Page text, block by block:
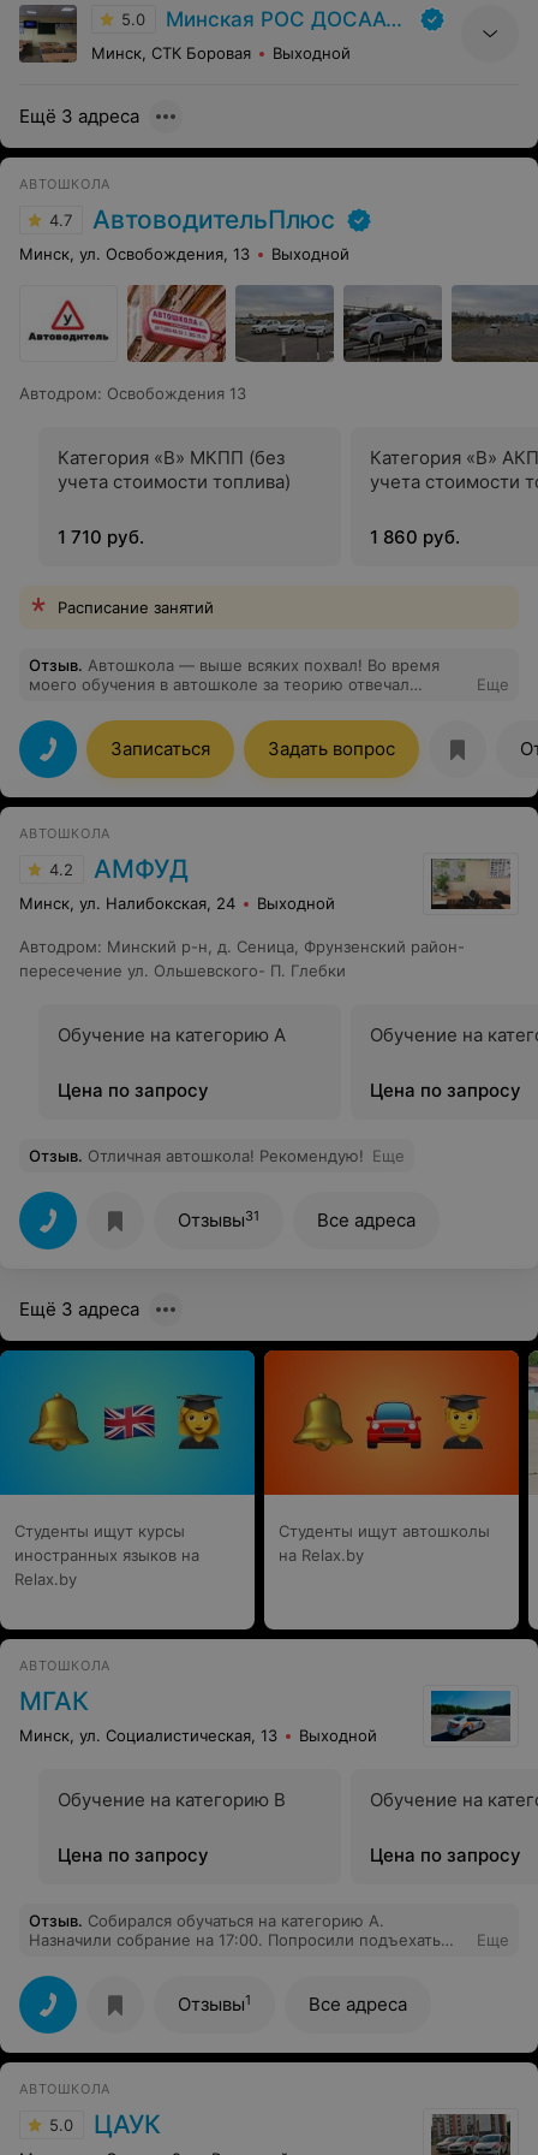
5.0 Минская РОС ДОСААФ | УП «РУСЦ» ДОСААФ
Минск, СТК Боровая Выходной
Ещё 3 адреса
АВТОШКОЛА
4.7 АвтоводительПлюс
Минск, ул. Освобождения, 13 Выходной
Автодром: Освобождения 13
Категория «B» МКПП (без
учета стоимости топлива)
1 710 руб.
Категория «B»
учета стоимости
1 860 руб.
Расписание занятий
Отзыв. Автошкола — выше всяких похвал! Во время
моего обучения в автошколе за теорию отвечал
подавался чётко, понятно, и всё это дополнялось
жизненными примерами. А продуманная система
внутренних экзаменов вообще не оставляет шансов не
сдать теорию в ГАИ. На вождение я был распределён к
Денису Викторовичу — и это оказалось удачей. Здесь
им присоединяюсь, а от себя хочу добавить: как
молодой (60 лет) водитель с только что полученными
правами, крепко, с уважением и благодарностью жму
руку крепкому профессионалу в своей области.
Еще
Записаться Задать вопрос
АВТОШКОЛА
4.2 АМФУД
Минск, ул. Налибокская, 24 Выходной
Автодром: Минский р-н, д. Сеница, Фрунзенский район-
пересечение ул. Ольшевского- П. Глебки
Обучение на категорию А
Цена по запросу
Обучение на
Цена по запросу
Отзыв. Отличная автошкола! Рекомендую! Еще
Отзывы31 Все адреса
Ещё 3 адреса
Студенты ищут курсы
иностранных языков на
Relax.by
Студенты ищут автошколы
на Relax.by
АВТОШКОЛА
МГАК
Минск, ул. Социалистическая, 13 Выходной
Обучение на категорию B
Цена по запросу
Обучение на
Цена по запросу
Отзыв. Собирался обучаться на категорию А.
Назначили собрание на 17:00. Попросили подъехать
Уборщица была в курсе собрания, но никого на месте
не было. У них с обучением такая же печаль, как и с
организацией?
Еще
Отзывы1 Все адреса
АВТОШКОЛА
5.0 ЦАУК